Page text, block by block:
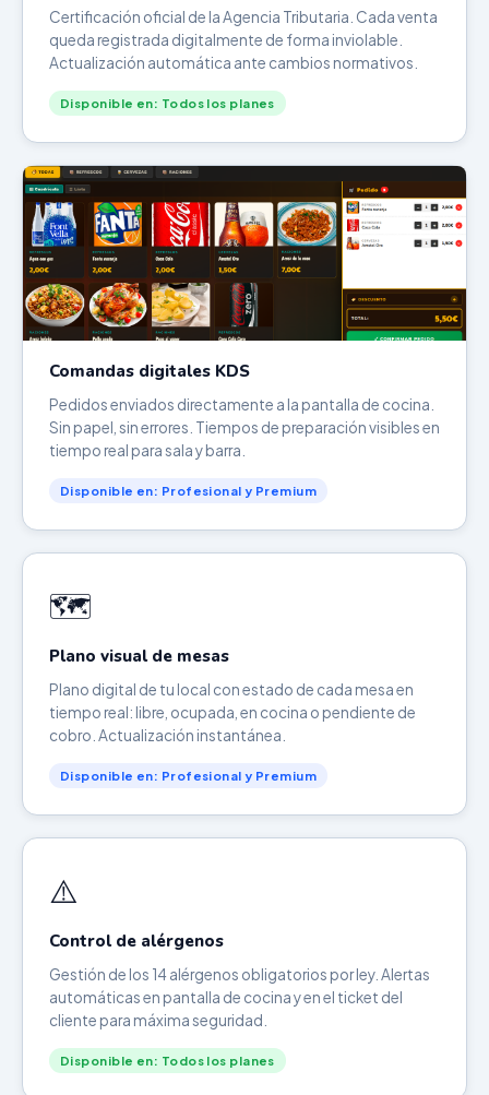
Certificación oficial de la Agencia Tributaria. Cada venta
queda registrada digitalmente de forma inviolable.
Actualización automática ante cambios normativos.
Disponible en: Todos los planes
Comandas digitales KDS
Pedidos enviados directamente a la pantalla de cocina.
Sin papel, sin errores. Tiempos de preparación visibles en
tiempo real para sala y barra.
Disponible en: Profesional y Premium
🗺️
Plano visual de mesas
Plano digital de tu local con estado de cada mesa en
tiempo real: libre, ocupada, en cocina o pendiente de
cobro. Actualización instantánea.
Disponible en: Profesional y Premium
⚠️
Control de alérgenos
Gestión de los 14 alérgenos obligatorios por ley. Alertas
automáticas en pantalla de cocina y en el ticket del
cliente para máxima seguridad.
Disponible en: Todos los planes